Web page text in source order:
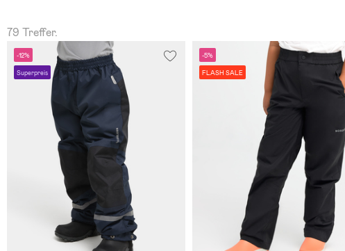
79 Treffer.
-12%
Superpreis
-5%
FLASH SALE